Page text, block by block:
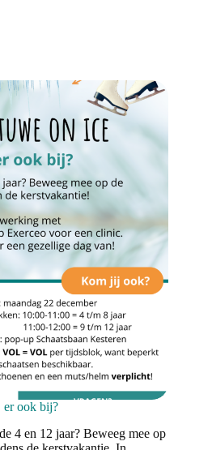
er ook bij?
4 en 12 jaar? Beweeg mee op